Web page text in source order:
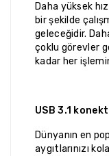
Daha yüksek
bir şekilde
geleceğidir.
çoklu görevler
kadar her
USB 3.1
Dünyanın en
aygıtlarınızı